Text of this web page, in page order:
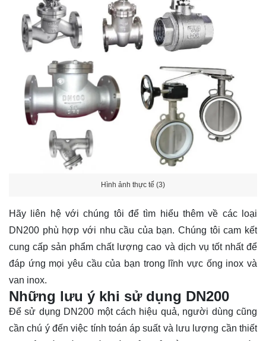
Hình ảnh thực tế (3)
Hãy liên hệvới chúng tôi để tìm hiểu thêm về các loại
DN200 phù hợp với nhu cầu của bạn. Chúng tôi cam kết
cung cấp sản phẩm chất lượng cao và dịch vụ tốt nhất để
đáp ứng mọi yêu cầu của bạn trong lĩnh vực ống inox và
van inox.
Những lưu ý khi sử dụng DN200
Để sử dụng DN200 một cách hiệu quả, người dùng cũng
cần chú ý đến việc tính toán áp suất và lưu lượng cần thiết